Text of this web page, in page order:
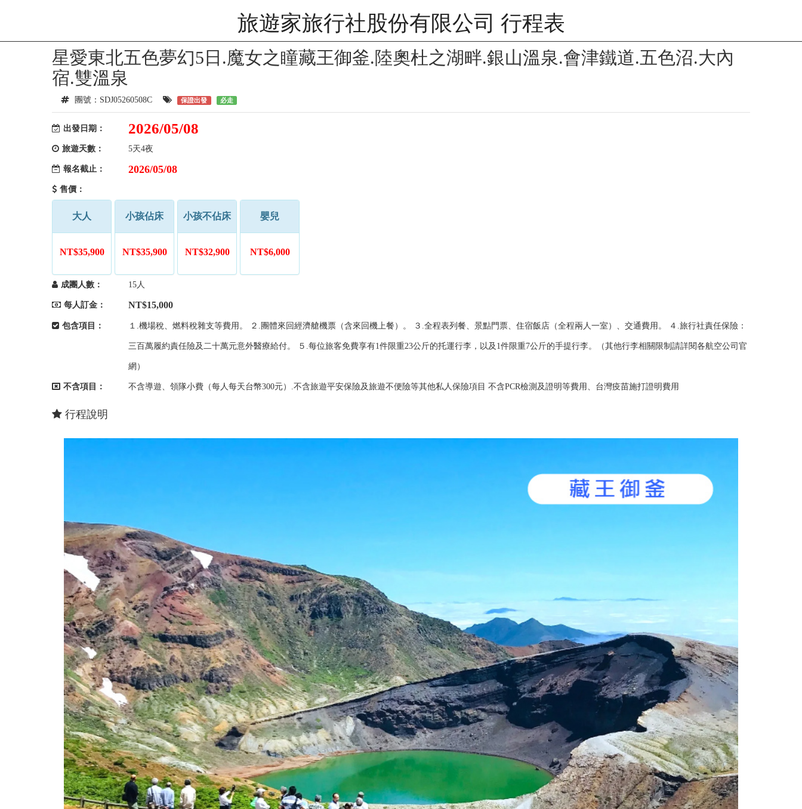
旅遊家旅行社股份有限公司 行程表
星愛東北五色夢幻5日.魔女之瞳藏王御釜.陸奧杜之湖畔.銀山溫泉.會津鐵道.五色沼.大內
宿.雙溫泉
團號：SDJ05260508C 保證出發 必走
出發日期： 2026/05/08
旅遊天數： 5天4夜
報名截止： 2026/05/08
售價：
大人
NT$35,900
小孩佔床
NT$35,900
小孩不佔床
NT$32,900
嬰兒
NT$6,000
成團人數： 15人
每人訂金： NT$15,000
包含項目： １.機場稅、燃料稅雜支等費用。 ２.團體來回經濟艙機票（含來回機上餐）。 ３.全程表列餐、景點門票、住宿飯店（全程兩人一室）、交通費用。 ４.旅行社責任保險：
三百萬履約責任險及二十萬元意外醫療給付。 ５.每位旅客免費享有1件限重23公斤的托運行李，以及1件限重7公斤的手提行李。（其他行李相關限制請詳閱各航空公司官
網）
不含項目： 不含導遊、領隊小費（每人每天台幣300元）.不含旅遊平安保險及旅遊不便險等其他私人保險項目 不含PCR檢測及證明等費用、台灣疫苗施打證明費用
行程說明